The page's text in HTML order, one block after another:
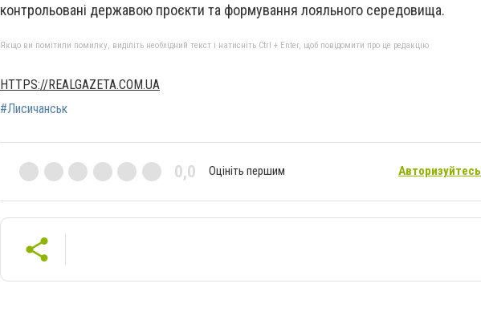
контрольовані державою проєкти та формування лояльного середовища.
Якщо ви помітили помилку, виділіть необхідний текст і натисніть Ctrl + Enter, щоб повідомити про це редакцію
HTTPS://REALGAZETA.COM.UA
#Лисичанськ
0,0 Оцініть першим Авторизуйтесь